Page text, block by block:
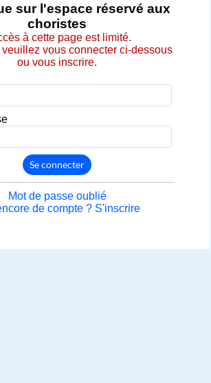
sur l'espace réservé aux
choristes
à cette page est limité.
veuillez vous connecter ci-dessous
ou vous inscrire.
Se connecter
Mot de passe oublié
de compte ? S'inscrire